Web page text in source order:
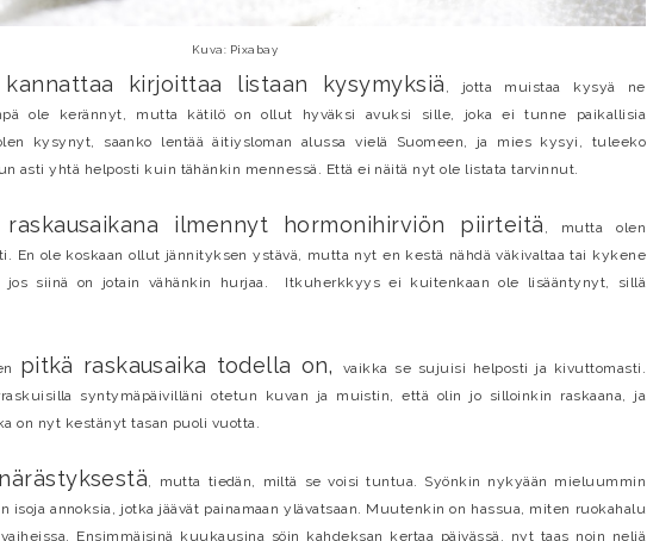
Kuva: Pixabay
kannattaa kirjoittaa listaan kysymyksiä
, jotta muistaa kysyä ne
ole kerännyt, mutta kätilö on ollut hyväksi avuksi sille, joka ei tunne paikallisia
kysynyt, saanko lentää äitiysloman alussa vielä Suomeen, ja mies kysyi, tuleeko
asti yhtä helposti kuin tähänkin mennessä. Että ei näitä nyt ole listata tarvinnut.
ilmennyt hormonihirviön piirteitä
, mutta olen
En ole koskaan ollut jännityksen ystävä, mutta nyt en kestä nähdä väkivaltaa tai kykene
jos siinä on jotain vähänkin hurjaa. Itkuherkkyys ei kuitenkaan ole lisääntynyt, sillä
pitkä raskausaika todella on,
vaikka se sujuisi helposti ja kivuttomasti.
syntymäpäivilläni otetun kuvan ja muistin, että olin jo silloinkin raskaana, ja
on nyt kestänyt tasan puoli vuotta.
, mutta tiedän, miltä se voisi tuntua. Syönkin nykyään mieluummin
isoja annoksia, jotka jäävät painamaan ylävatsaan. Muutenkin on hassua, miten ruokahalu
Ensimmäisinä kuukausina söin kahdeksan kertaa päivässä, nyt taas noin neljä